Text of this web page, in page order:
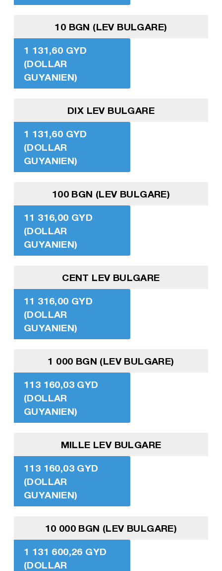
10 BGN (LEV BULGARE)
1 131,60 GYD
(DOLLAR
GUYANIEN)
DIX LEV BULGARE
1 131,60 GYD
(DOLLAR
GUYANIEN)
100 BGN (LEV BULGARE)
11 316,00 GYD
(DOLLAR
GUYANIEN)
CENT LEV BULGARE
11 316,00 GYD
(DOLLAR
GUYANIEN)
1 000 BGN (LEV BULGARE)
113 160,03 GYD
(DOLLAR
GUYANIEN)
MILLE LEV BULGARE
113 160,03 GYD
(DOLLAR
GUYANIEN)
10 000 BGN (LEV BULGARE)
1 131 600,26 GYD
(DOLLAR